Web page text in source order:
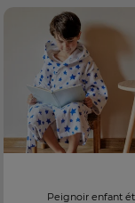
Peignoir enfant